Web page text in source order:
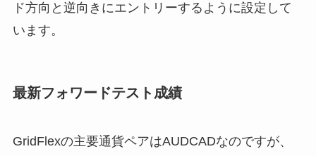
ド方向と逆向きにエントリーするように設定して
います。
最新フォワードテスト成績
GridFlexの主要通貨ペアはAUDCADなのですが、